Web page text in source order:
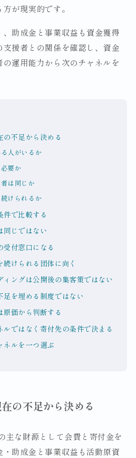
が現実的です。
助成金と事業収益も資金獲得
援者との関係を確認し、資金
運用能力から次のチャネルを
の不足から決める
人がいるか
要か
は同じか
けられるか
件で比較する
同じではない
受付窓口になる
けられる団体に向く
ィングは公開後の集客策ではない
足を埋める制度ではない
原価から判断する
ルではなく寄付先の条件で決まる
ネルを一つ選ぶ
の不足から決める
主な財源として会費と寄付金を
助成金と事業収益も活動原資